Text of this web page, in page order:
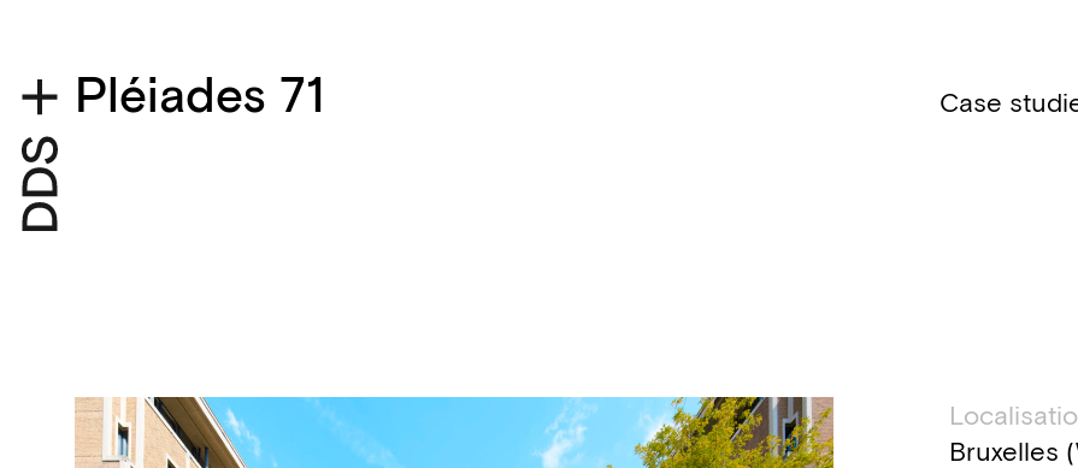
Pléiades 71 Case
Détails du projet
Bruxelles